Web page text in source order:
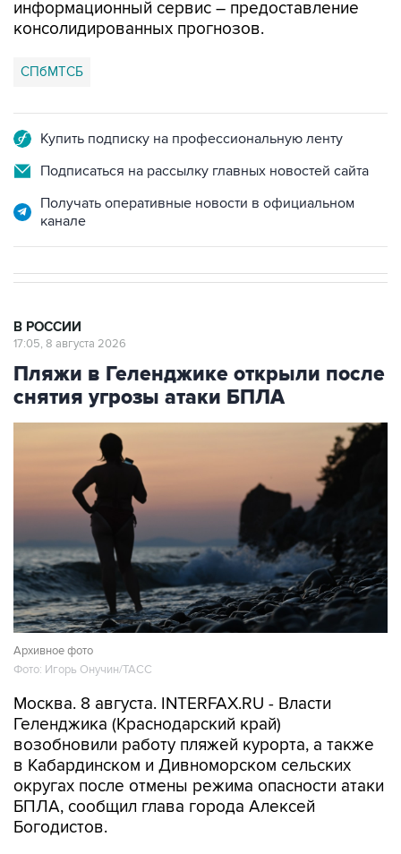
информационный сервис – предоставление
консолидированных прогнозов.
СПбМТСБ
Купить подписку на профессиональную ленту
Подписаться на рассылку главных новостей сайта
Получать оперативные новости в официальном
канале
В РОССИИ
17:05, 8 августа 2026
Пляжи в Геленджике открыли после
снятия угрозы атаки БПЛА
Архивное фото
Фото: Игорь Онучин/ТАСС
Москва. 8 августа. INTERFAX.RU - Власти
Геленджика (Краснодарский край)
возобновили работу пляжей курорта, а также
в Кабардинском и Дивноморском сельских
округах после отмены режима опасности атаки
БПЛА, сообщил глава города Алексей
Богодистов.